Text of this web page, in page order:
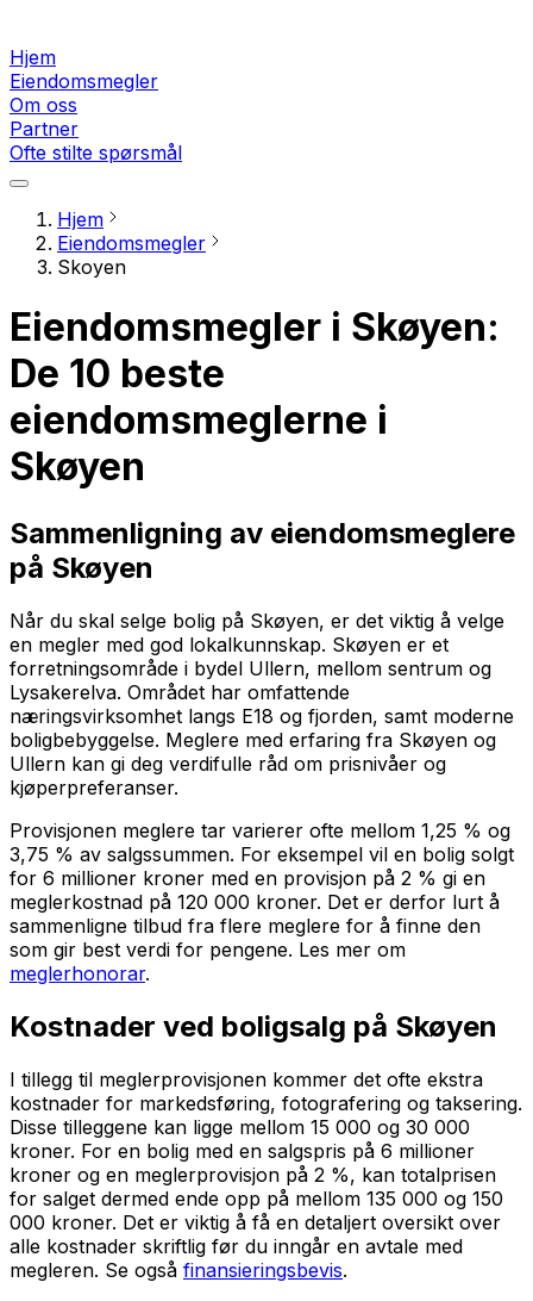
Hjem
Eiendomsmegler
Om oss
Partner
Ofte stilte spørsmål
Hjem
Eiendomsmegler
Skoyen
Eiendomsmegler i Skøyen:
De 10 beste
eiendomsmeglerne i
Skøyen
Sammenligning av eiendomsmeglere
på Skøyen
Når du skal selge bolig på Skøyen, er det viktig å velge
en megler med god lokalkunnskap. Skøyen er et
forretningsområde i bydel Ullern, mellom sentrum og
Lysakerelva. Området har omfattende
næringsvirksomhet langs E18 og fjorden, samt moderne
boligbebyggelse. Meglere med erfaring fra Skøyen og
Ullern kan gi deg verdifulle råd om prisnivåer og
kjøperpreferanser.
Provisjonen meglere tar varierer ofte mellom 1,25 % og
3,75 % av salgssummen. For eksempel vil en bolig solgt
for 6 millioner kroner med en provisjon på 2 % gi en
meglerkostnad på 120 000 kroner. Det er derfor lurt å
sammenligne tilbud fra flere meglere for å finne den
som gir best verdi for pengene. Les mer om
meglerhonorar.
Kostnader ved boligsalg på Skøyen
I tillegg til meglerprovisjonen kommer det ofte ekstra
kostnader for markedsføring, fotografering og taksering.
Disse tilleggene kan ligge mellom 15 000 og 30 000
kroner. For en bolig med en salgspris på 6 millioner
kroner og en meglerprovisjon på 2 %, kan totalprisen
for salget dermed ende opp på mellom 135 000 og 150
000 kroner. Det er viktig å få en detaljert oversikt over
alle kostnader skriftlig før du inngår en avtale med
megleren. Se også finansieringsbevis.